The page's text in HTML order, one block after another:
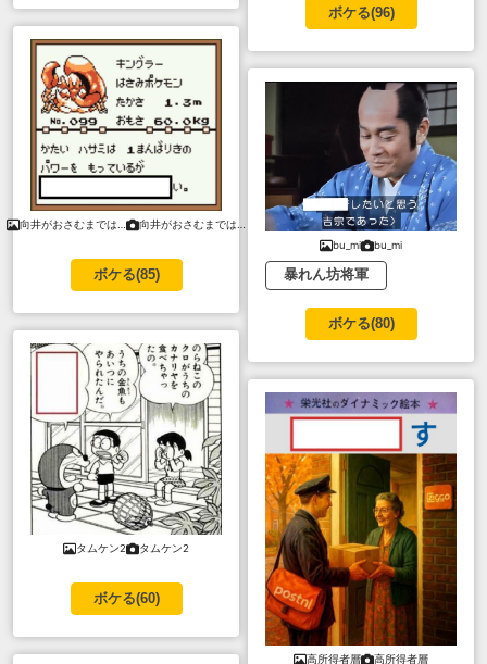
向井がおさむまでは… 向井がおさむまでは…
ボケる(85)
タムケン2 タムケン2
ボケる(60)
ボケる(96)
bu_mi bu_mi
暴れん坊将軍
ボケる(80)
高所得者層 高所得者層